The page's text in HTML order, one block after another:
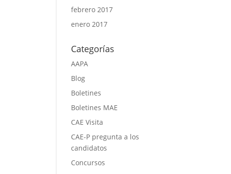
febrero 2017
enero 2017
Categorías
AAPA
Blog
Boletines
Boletines MAE
CAE Visita
CAE-P pregunta a los
candidatos
Concursos